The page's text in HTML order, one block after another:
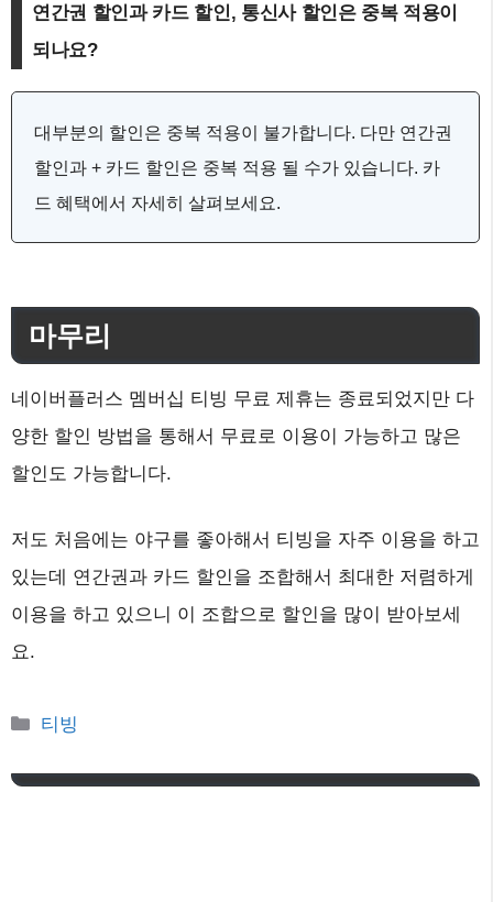
연간권 할인과 카드 할인, 통신사 할인은 중복 적용이
되나요?
대부분의 할인은 중복 적용이 불가합니다. 다만 연간권
할인과 + 카드 할인은 중복 적용 될 수가 있습니다. 카
드 혜택에서 자세히 살펴보세요.
마무리
네이버플러스 멤버십 티빙 무료 제휴는 종료되었지만 다
양한 할인 방법을 통해서 무료로 이용이 가능하고 많은
할인도 가능합니다.
저도 처음에는 야구를 좋아해서 티빙을 자주 이용을 하고
있는데 연간권과 카드 할인을 조합해서 최대한 저렴하게
이용을 하고 있으니 이 조합으로 할인을 많이 받아보세
요.
카
고
티빙